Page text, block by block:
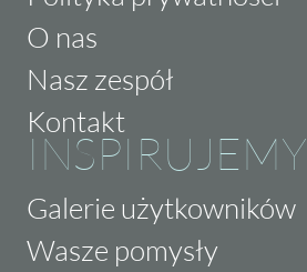
O nas
Nasz zespół
Kontakt
INSPIRUJEMY
Galerie użytkowników
Wasze pomysły